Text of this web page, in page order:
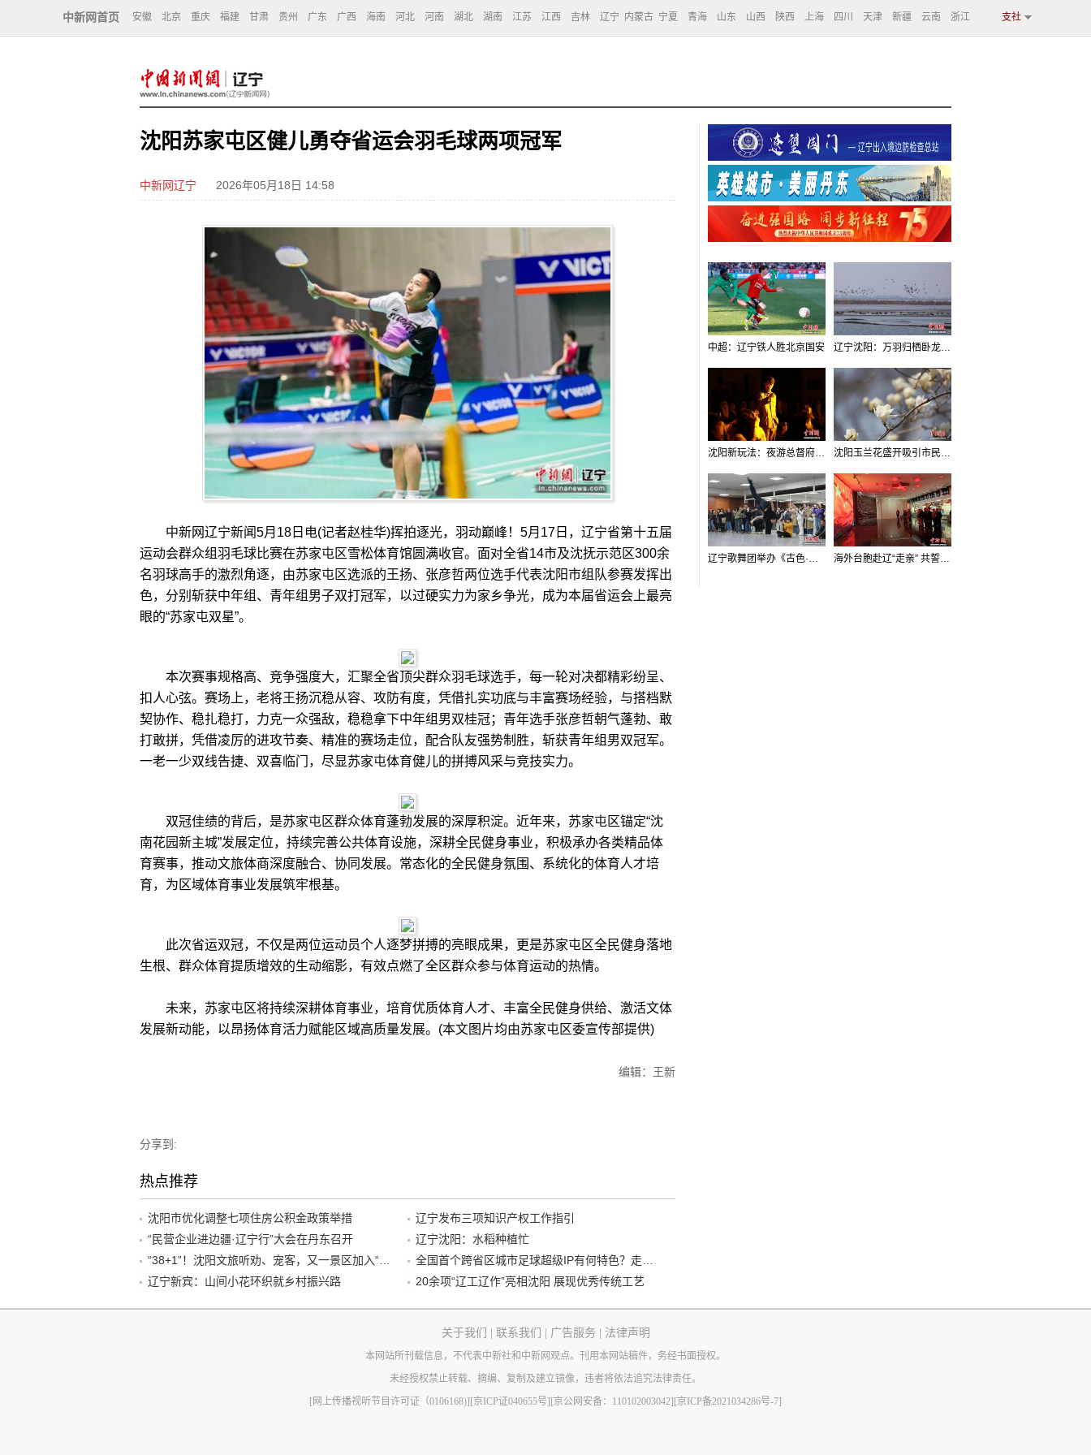
中新网首页 安徽 北京 重庆 福建 甘肃 贵州 广东 广西 海南 河北 河南 湖北 湖南 江苏 江西 吉林 辽宁 内蒙古 宁夏 青海 山东 山西 陕西 上海 四川 天津 新疆 云南 浙江 支社
沈阳苏家屯区健儿勇夺省运会羽毛球两项冠军
中新网辽宁 2026年05月18日 14:58
中新网辽宁新闻5月18日电(记者赵桂华)挥拍逐光，羽动巅峰！5月17日，辽宁省第十五届
运动会群众组羽毛球比赛在苏家屯区雪松体育馆圆满收官。面对全省14市及沈抚示范区300余
名羽球高手的激烈角逐，由苏家屯区选派的王扬、张彦哲两位选手代表沈阳市组队参赛发挥出
色，分别斩获中年组、青年组男子双打冠军，以过硬实力为家乡争光，成为本届省运会上最亮
眼的“苏家屯双星”。
本次赛事规格高、竞争强度大，汇聚全省顶尖群众羽毛球选手，每一轮对决都精彩纷呈、
扣人心弦。赛场上，老将王扬沉稳从容、攻防有度，凭借扎实功底与丰富赛场经验，与搭档默
契协作、稳扎稳打，力克一众强敌，稳稳拿下中年组男双桂冠；青年选手张彦哲朝气蓬勃、敢
打敢拼，凭借凌厉的进攻节奏、精准的赛场走位，配合队友强势制胜，斩获青年组男双冠军。
一老一少双线告捷、双喜临门，尽显苏家屯体育健儿的拼搏风采与竞技实力。
双冠佳绩的背后，是苏家屯区群众体育蓬勃发展的深厚积淀。近年来，苏家屯区锚定“沈
南花园新主城”发展定位，持续完善公共体育设施，深耕全民健身事业，积极承办各类精品体
育赛事，推动文旅体商深度融合、协同发展。常态化的全民健身氛围、系统化的体育人才培
育，为区域体育事业发展筑牢根基。
此次省运双冠，不仅是两位运动员个人逐梦拼搏的亮眼成果，更是苏家屯区全民健身落地
生根、群众体育提质增效的生动缩影，有效点燃了全区群众参与体育运动的热情。
未来，苏家屯区将持续深耕体育事业，培育优质体育人才、丰富全民健身供给、激活文体
发展新动能，以昂扬体育活力赋能区域高质量发展。(本文图片均由苏家屯区委宣传部提供)
编辑：王新
分享到:
热点推荐
沈阳市优化调整七项住房公积金政策举措
辽宁发布三项知识产权工作指引
“民营企业进边疆·辽宁行”大会在丹东召开
辽宁沈阳：水稻种植忙
辽宁新宾：山间小花环织就乡村振兴路
20余项“辽工辽作”亮相沈阳 展现优秀传统工艺
中超：辽宁铁人胜北京国安 辽宁沈阳：万羽归栖卧龙湖看群鸟齐飞
沈阳新玩法：夜游总督府，当一回“赴宴者” 沈阳玉兰花盛开吸引市民打卡
辽宁歌舞团举办《古色·国宝辽宁》排练开放日活动 海外台胞赴辽“走亲” 共誓“和平初心”
关于我们 | 联系我们 | 广告服务 | 法律声明
本网站所刊载信息，不代表中新社和中新网观点。刊用本网站稿件，务经书面授权。
未经授权禁止转载、摘编、复制及建立镜像，违者将依法追究法律责任。
[网上传播视听节目许可证（0106168)][京ICP证040655号][京公网安备：110102003042][京ICP备2021034286号-7]